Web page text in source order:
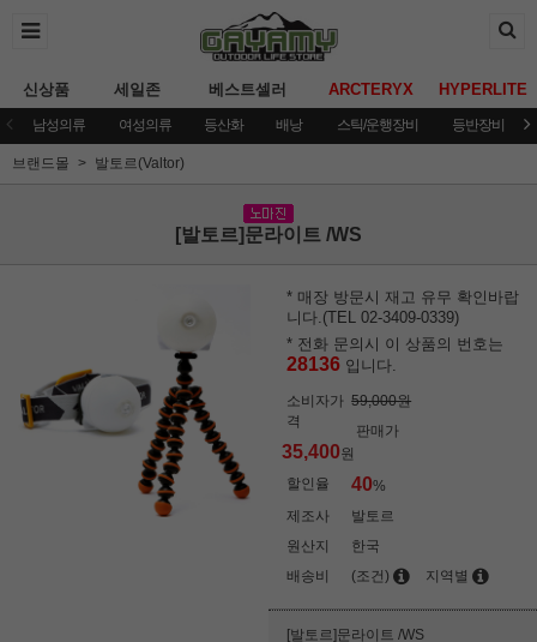
신상품 세일존 베스트셀러 ARCTERYX HYPERLITE
남성의류 여성의류 등산화 배낭 스틱/운행장비 등반장비
브랜드몰 발토르(Valtor)
[발토르]문라이트 /WS
* 매장 방문시 재고 유무 확인바랍
니다.(TEL 02-3409-0339)
* 전화 문의시 이 상품의 번호는
28136 입니다.
소비자가
격
59,000원
판매가
35,400원
할인율
40%
제조사
발토르
원산지
한국
배송비
(조건) 지역별
[발토르]문라이트 /WS